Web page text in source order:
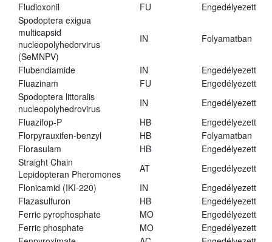
Fludioxonil FU
Engedélyezett
Spodoptera exigua
multicapsid
nucleopolyhedorvirus
(SeMNPV)
IN Folyamatban
Flubendiamide IN
Engedélyezett
Fluazinam
FU
Engedélyezett
Spodoptera littoralis
nucleopolyhedrovirus
IN
Engedélyezett
Fluazifop-P
HB
Engedélyezett
Florpyrauxifen-benzyl
HB
Folyamatban
Florasulam
HB
Engedélyezett
Straight Chain
Lepidopteran Pheromones
AT
Engedélyezett
Flonicamid (IKI-220)
IN
Engedélyezett
Flazasulfuron
HB
Engedélyezett
Ferric pyrophosphate
MO
Engedélyezett
Ferric phosphate
MO
Engedélyezett